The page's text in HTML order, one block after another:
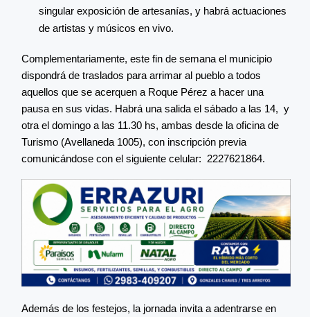
singular exposición de artesanías, y habrá actuaciones
de artistas y músicos en vivo.
Complementariamente, este fin de semana el municipio
dispondrá de traslados para arrimar al pueblo a todos
aquellos que se acerquen a Roque Pérez a hacer una
pausa en sus vidas. Habrá una salida el sábado a las 14, y
otra el domingo a las 11.30 hs, ambas desde la oficina de
Turismo (Avellaneda 1005), con inscripción previa
comunicándose con el siguiente celular: 2227621864.
Además de los festejos, la jornada invita a adentrarse en